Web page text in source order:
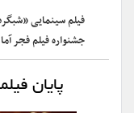
فیلم سینمایی
جشنواره فیلم فجر
پایان